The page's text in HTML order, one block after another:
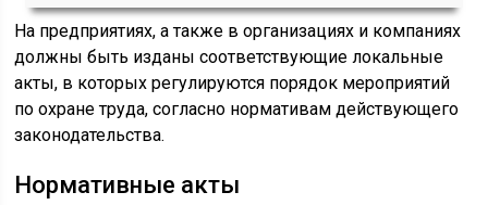
На предприятиях, а также в организациях и компаниях
должны быть изданы соответствующие локальные
акты, в которых регулируются порядок мероприятий
по охране труда, согласно нормативам действующего
законодательства.
Нормативные акты